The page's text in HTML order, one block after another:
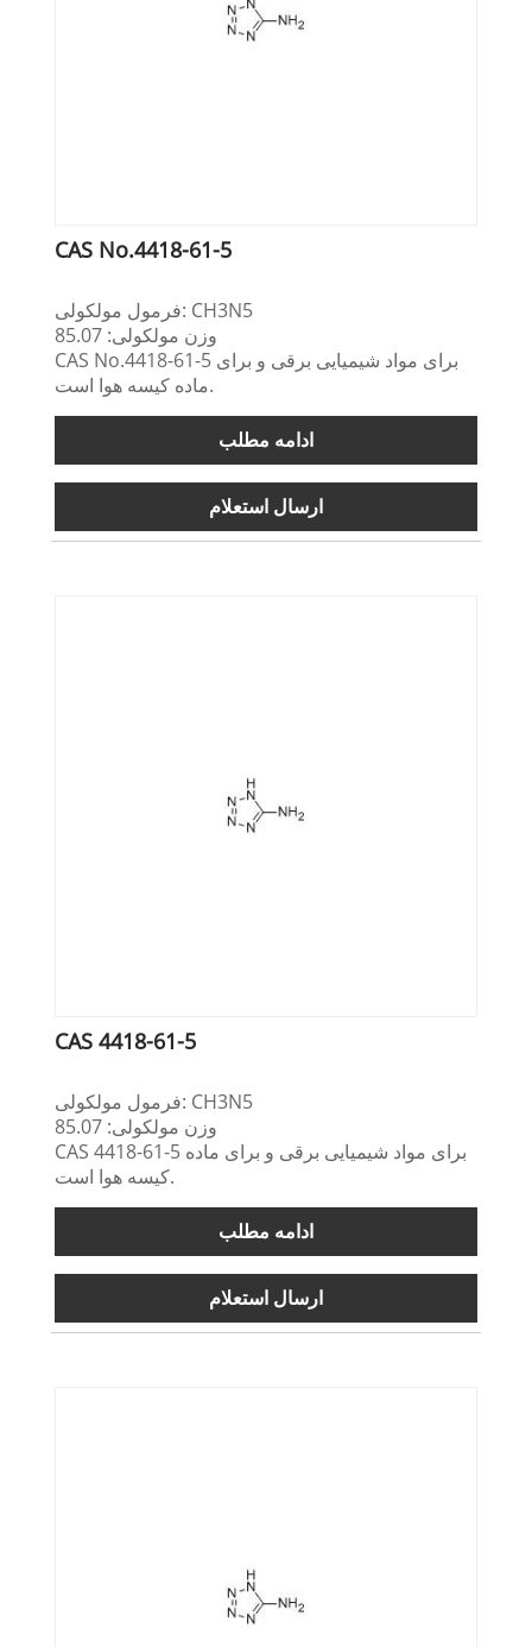
CAS No.4418-61-5
فرمول مولکولی: CH3N5
وزن مولکولی: 85.07
CAS No.4418-61-5 برای مواد شیمیایی برقی و برای
ماده کیسه هوا است.
ادامه مطلب
ارسال استعلام
CAS 4418-61-5
فرمول مولکولی: CH3N5
وزن مولکولی: 85.07
CAS 4418-61-5 برای مواد شیمیایی برقی و برای ماده
کیسه هوا است.
ادامه مطلب
ارسال استعلام